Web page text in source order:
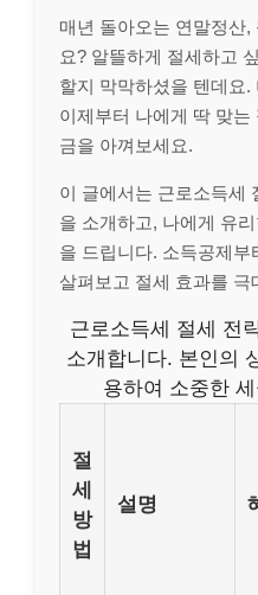
매년 돌아오는 연말정산
요? 알뜰하게 절세하고
할지 막막하셨을 텐데요
이제부터 나에게 딱 맞는
금을 아껴보세요.
이 글에서는 근로소득세
을 소개하고, 나에게 유
을 드립니다. 소득공제
살펴보고 절세 효과를 극
근로소득세 절세 전
소개합니다. 본인의
용하여 소중한
절
세
방
법
설명